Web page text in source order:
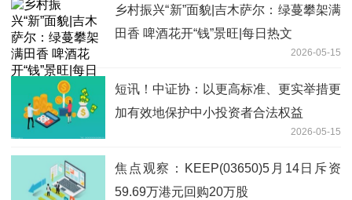
乡村振兴“新”面貌|吉木萨尔：绿蔓攀架满
田香 啤酒花开“钱”景旺|每日热文
2026-05-15
短讯！中证协：以更高标准、更实举措更
加有效地保护中小投资者合法权益
2026-05-15
焦点观察：KEEP(03650)5月14日斥资
59.69万港元回购20万股